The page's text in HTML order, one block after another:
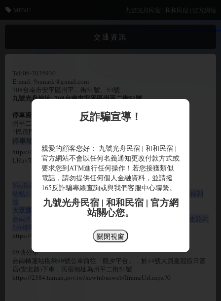
交通資訊
Tel:06-7035930
E-mail: 9sunark@gmail.com
708台南市安平區州平二街51號、53號
九號光舟地址: 708台南市安平區州平二街51號
停車資訊
州平二街及州平三街二側白線皆可停車
*民宿門口為進出口, 請勿停泊在民宿門前, 感謝
停車地圖
https://drive.google.com/file/d/1Dz022moiTQI5CD33bTaWa-
LHuvT7zPeu/view
YouBike2.0 APP
站點2: 安北路/州平二街口 (台南大員皇冠假日酒店)，走路約5分鐘到
大眾 運輸
台南火車站搭乘2號公車前往「安平」，於63號站同平路下車，走路約
5分鐘即到達民宿
https://2384.tainan.gov.tw/newtnbusweb/IframeUrl.aspx?0
99號公車
台南轉運站搭乘99號公車前往「觀夕平台」，於14號大員皇冠假日酒
店(安北路)下車，民宿地址為州平二街51號
https://2384.tainan.gov.tw/newtnbusweb/IframeUrl.aspx?0
反詐騙宣導！
親愛的顧客您好： 九號光舟民宿 | 和和民宿 |
官方網站不會以任何名義通知更改付款方式或
要求您到ATM進行任何操作！若您接獲類似
電話，請勿提供任何個人金融資料，並請撥
165反詐騙專線查詢或與我們客服中心聯繫。
九號光舟民宿 | 和和民宿 | 官方網
站關心您。
關閉視窗
MENU 九號光舟民宿 | 和和民宿 | 官方網站